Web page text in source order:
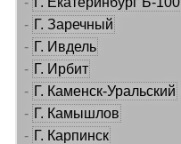
- Г. Заречный
- Г. Ивдель
- Г. Ирбит
- Г. Каменск-Уральский
- Г. Камышлов
- Г. Карпинск